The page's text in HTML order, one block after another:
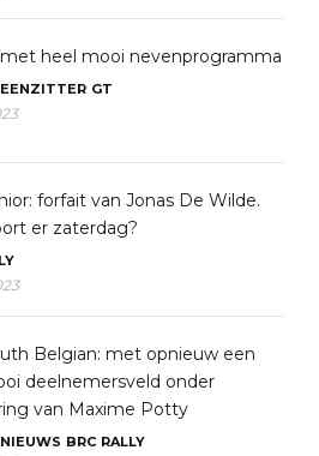
met heel mooi nevenprogramma
EENZITTER GT
forfait van Jonas De Wilde.
er zaterdag?
Belgian: met opnieuw een
deelnemersveld onder
van Maxime Potty
BRC RALLY